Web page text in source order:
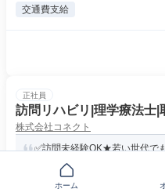
交通費支給
正社員
訪問リハビリ|理学療法士
株式会社コネクト
✅訪問未経験OK★若い世代で
〒302-0004茨城県取手市
ホーム